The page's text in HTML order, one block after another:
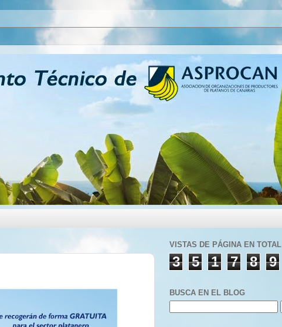
VISTAS DE PÁGINA EN TOTAL
3 5 1 7 8 9
BUSCA EN EL BLOG